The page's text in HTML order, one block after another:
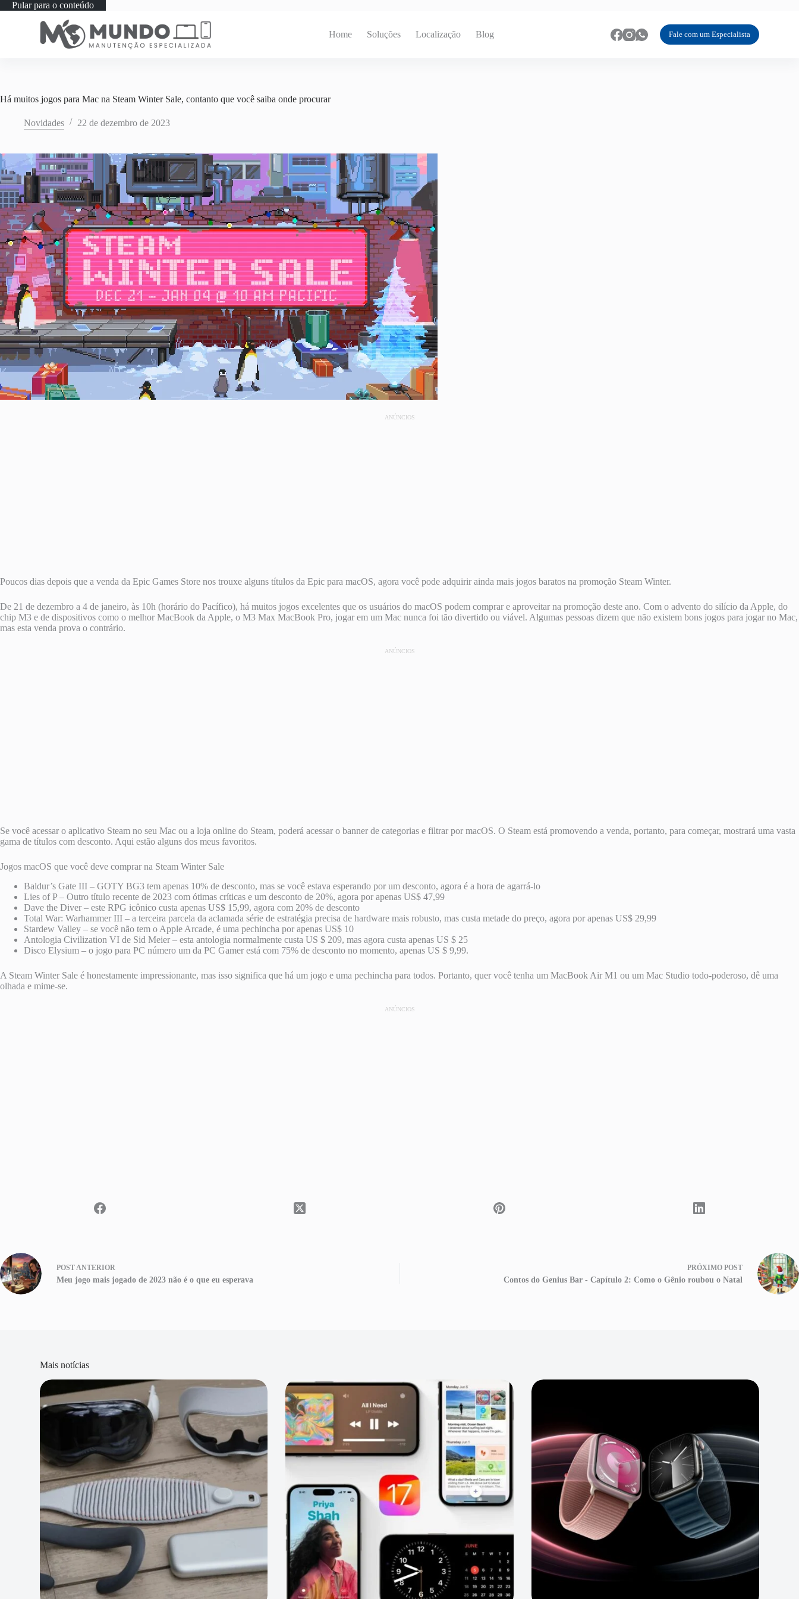
Pular para o conteúdo
Home Soluções Localização Blog Fale com um Especialista
Há muitos jogos para Mac na Steam Winter Sale, contanto que você saiba onde procurar
Novidades 22 de dezembro de 2023
ANÚNCIOS
Poucos dias depois que a venda da Epic Games Store nos trouxe alguns títulos da Epic para macOS, agora você pode adquirir ainda mais jogos baratos na promoção Steam Winter.
De 21 de dezembro a 4 de janeiro, às 10h (horário do Pacífico), há muitos jogos excelentes que os usuários do macOS podem comprar e aproveitar na promoção deste ano. Com o advento do silício da Apple, do
chip M3 e de dispositivos como o melhor MacBook da Apple, o M3 Max MacBook Pro, jogar em um Mac nunca foi tão divertido ou viável. Algumas pessoas dizem que não existem bons jogos para jogar no Mac,
mas esta venda prova o contrário.
ANÚNCIOS
Se você acessar o aplicativo Steam no seu Mac ou a loja online do Steam, poderá acessar o banner de categorias e filtrar por macOS. O Steam está promovendo a venda, portanto, para começar, mostrará uma vasta
gama de títulos com desconto. Aqui estão alguns dos meus favoritos.
Jogos macOS que você deve comprar na Steam Winter Sale
Baldur’s Gate III – GOTY BG3 tem apenas 10% de desconto, mas se você estava esperando por um desconto, agora é a hora de agarrá-lo
Lies of P – Outro título recente de 2023 com ótimas críticas e um desconto de 20%, agora por apenas US$ 47,99
Dave the Diver – este RPG icônico custa apenas US$ 15,99, agora com 20% de desconto
Total War: Warhammer III – a terceira parcela da aclamada série de estratégia precisa de hardware mais robusto, mas custa metade do preço, agora por apenas US$ 29,99
Stardew Valley – se você não tem o Apple Arcade, é uma pechincha por apenas US$ 10
Antologia Civilization VI de Sid Meier – esta antologia normalmente custa US $ 209, mas agora custa apenas US $ 25
Disco Elysium – o jogo para PC número um da PC Gamer está com 75% de desconto no momento, apenas US $ 9,99.
A Steam Winter Sale é honestamente impressionante, mas isso significa que há um jogo e uma pechincha para todos. Portanto, quer você tenha um MacBook Air M1 ou um Mac Studio todo-poderoso, dê uma
olhada e mime-se.
ANÚNCIOS
POSTANTERIOR
Meu jogo mais jogado de 2023 não é o que eu esperava
PRÓXIMO POST
Contos do Genius Bar - Capítulo 2: Como o Gênio roubou o Natal
Mais notícias